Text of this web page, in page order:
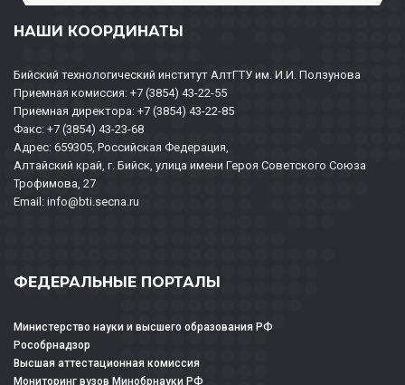
НАШИ КООРДИНАТЫ
Бийский технологический институт АлтГТУ им. И.И. Ползунова
Приемная комиссия: +7 (3854) 43-22-55
Приемная директора: +7 (3854) 43-22-85
Факс: +7 (3854) 43-23-68
Адрес: 659305, Российская Федерация,
Алтайский край, г. Бийск, улица имени Героя Советского Союза
Трофимова, 27
Email: info@bti.secna.ru
ФЕДЕРАЛЬНЫЕ ПОРТАЛЫ
Министерство науки и высшего образования РФ
Рособрнадзор
Высшая аттестационная комиссия
Мониторинг вузов Минобрнауки РФ